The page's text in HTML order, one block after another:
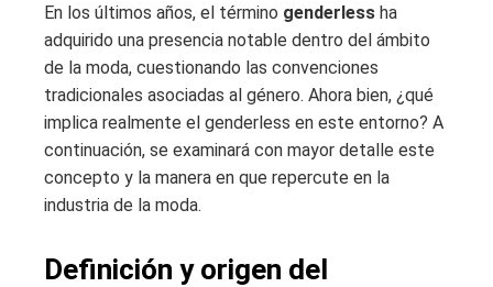
En los últimos años, el término genderless ha
adquirido una presencia notable dentro del ámbito
de la moda, cuestionando las convenciones
tradicionales asociadas al género. Ahora bien, ¿qué
implica realmente el genderless en este entorno? A
continuación, se examinará con mayor detalle este
concepto y la manera en que repercute en la
industria de la moda.
Definición y origen del